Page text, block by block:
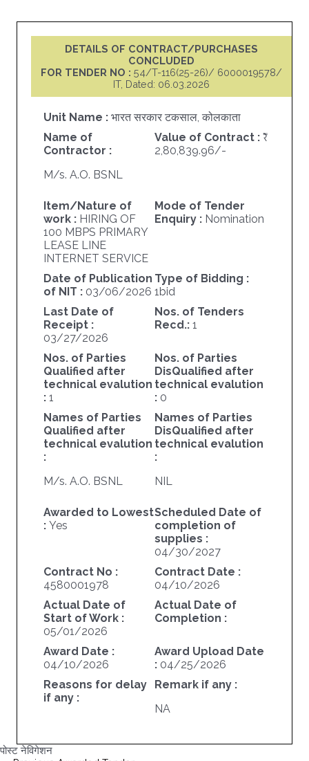
DETAILS OF CONTRACT/PURCHASES
CONCLUDED
FOR TENDER NO : 54/T-116(25-26)/ 6000019578/
IT, Dated: 06.03.2026
Unit Name : भारत सरकार टकसाल, कोलकाता
Name of
Contractor :
M/s. A.O. BSNL
Value of Contract :
2,80,839.96/-
Item/Nature of
work : HIRING OF
100 MBPS PRIMARY
LEASE LINE
INTERNET SERVICE
Mode of Tender
Enquiry : Nomination
Date of Publication
of NIT : 03/06/2026
Type of Bidding :
1bid
Last Date of
Receipt :
03/27/2026
Nos. of Tenders
Recd.: 1
Nos. of Parties
Qualified after
technical evalution
: 1
Nos. of Parties
DisQualified after
technical evalution
: 0
Names of Parties
Qualified after
technical evalution
:
M/s. A.O. BSNL
Names of Parties
DisQualified after
technical evalution
:
NIL
Awarded to Lowest
: Yes
Scheduled Date of
completion of
supplies :
04/30/2027
Contract No :
4580001978
Contract Date :
04/10/2026
Actual Date of
Start of Work :
05/01/2026
Actual Date of
Completion :
Award Date :
04/10/2026
Award Upload Date
: 04/25/2026
Reasons for delay
if any :
Remark if any :
NA
पोस्ट नेविगेशन